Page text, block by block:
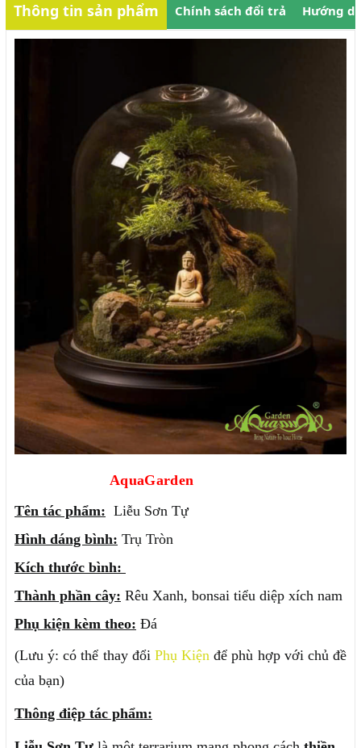
Thông tin sản phẩm Chính sách đổi trả Hướng
AquaGarden
Tên tác phẩm: Liễu Sơn Tự
Hình dáng bình: Trụ Tròn
Kích thước bình:
Thành phần cây: Rêu Xanh, bonsai tiểu diệp xích nam
Phụ kiện kèm theo: Đá
(Lưu ý: có thể thay đổi Phụ Kiện để phù hợp với chủ đề
của bạn)
Thông điệp tác phẩm: